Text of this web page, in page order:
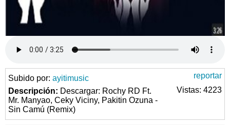
Subido por: ayitimusic
Descripción: Descargar: Rochy RD Ft.
Mr. Manyao, Ceky Viciny, Pakitin Ozuna -
Sin Camú (Remix)
reportar
Vistas: 4223